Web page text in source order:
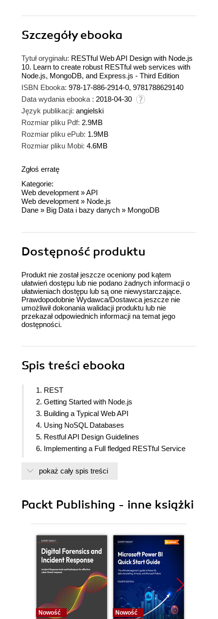
Szczegółyebooka
Tytuł oryginału: RESTful Web API Design with Node.js
10. Learn to create robust RESTful web services with
Node.js, MongoDB, and Express.js - Third Edition
ISBN Ebooka: 978-17-886-2914-0, 9781788629140
Data wydania ebooka : 2018-04-30
Język publikacji: angielski
Rozmiar pliku Pdf: 2.9MB
Rozmiar pliku ePub: 1.9MB
Rozmiar pliku Mobi: 4.6MB
Zgłoś erratę
Kategorie:
Web development »API
Web development » Node.js
Dane » Big Data i bazy danych » MongoDB
Dostępność produktu
Produkt nie został jeszcze oceniony pod kątem
ułatwień dostępu lub nie podano żadnych informacji o
ułatwieniach dostępu lub są one niewystarczające.
Prawdopodobnie Wydawca/Dostawca jeszcze nie
umożliwił dokonania walidacji produktu lub nie
przekazał odpowiednich informacji na temat jego
dostępności.
Spis treści ebooka
1. REST
2. Getting Started with Node.js
3. Building a Typical Web API
4. Using NoSQL Databases
5. Restful API Design Guidelines
6. Implementing a Full fledged RESTful Service
8. Consuming a RESTful API
pokaż cały spis treści
Packt Publishing - inne książki
Nowość
Nowość